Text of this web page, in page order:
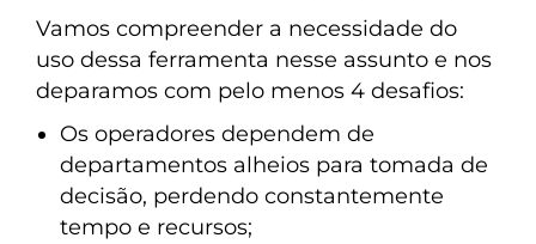
Vamos compreender a necessidade do
uso dessa ferramenta nesse assunto e nos
deparamos com pelo menos 4 desafios:
Os operadores dependem de
departamentos alheios para tomada de
decisão, perdendo constantemente
tempo e recursos;